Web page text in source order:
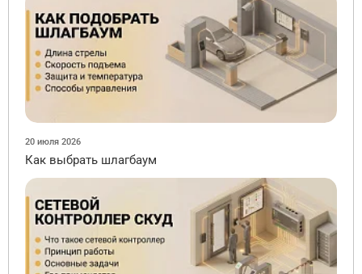
20 июля 2026
Как выбрать шлагбаум